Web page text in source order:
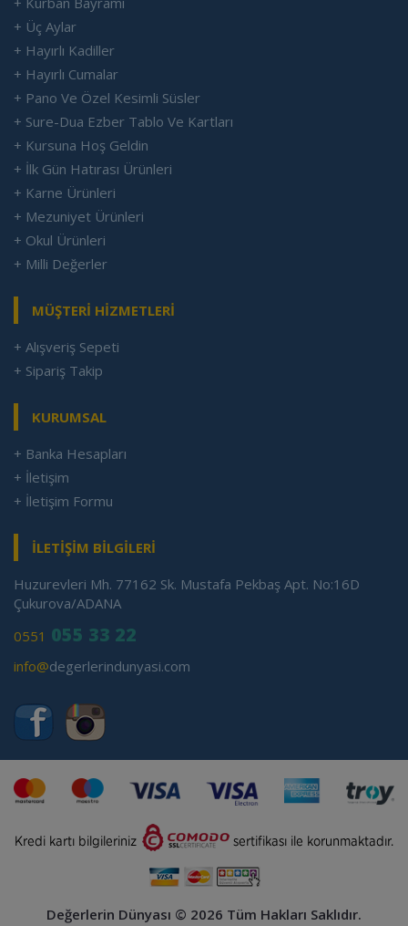
+ Üç Aylar
+ Hayırlı Kadiller
+ Hayırlı Cumalar
+ Pano Ve Özel Kesimli Süsler
+ Sure-Dua Ezber Tablo Ve Kartları
+ Kursuna Hoş Geldin
+ İlk Gün Hatırası Ürünleri
+ Karne Ürünleri
+ Mezuniyet Ürünleri
+ Okul Ürünleri
+ Milli Değerler
MÜŞTERİ HİZMETLERİ
+ Alışveriş Sepeti
+ Sipariş Takip
KURUMSAL
+ Banka Hesapları
+ İletişim
+ İletişim Formu
İLETİŞİM BİLGİLERİ
Huzurevleri Mh. 77162 Sk. Mustafa Pekbaş Apt. No:16D
Çukurova/ADANA
0551 055 33 22
info@degerlerindunyasi.com
Değerlerin Dünyası © 2026 Tüm Hakları Saklıdır.